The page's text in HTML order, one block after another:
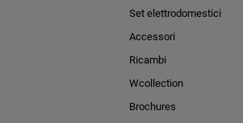
Set elettrodomestici
Accessori
Ricambi
Wcollection
Brochures